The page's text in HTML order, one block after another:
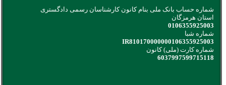
شماره حساب بانک ملی بنام کانون کارشناسان رسمی دادگستری
استان هرمزگان
0106355925003
شماره شبا
IR810170000000106355925003
شماره کارت (ملی) کانون
6037997599715118